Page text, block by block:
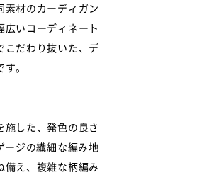
素材のカーディガン
いコーディネート
こだわり抜いた、デ
。
した、発色の良さ
ージの繊細な編み地
備え、複雑な柄編み